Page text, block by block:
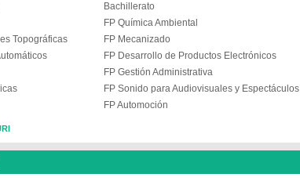
Bachillerato
FP Química Ambiental
Topográficas
FP Mecanizado
FP Desarrollo de Productos Electrónicos
FP Gestión Administrativa
FP Sonido para Audiovisuales y Espectáculos
FP Automoción